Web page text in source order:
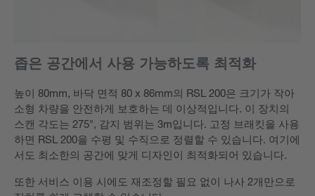
좁은 공간에서 사용 가능하도록 최적화
높이 80mm, 바닥 면적 80 x 86mm의 RSL 200은 크기가 작아
소형 차량을 안전하게 보호하는 데 이상적입니다. 이 장치의
스캔 각도는 275°, 감지 범위는 3m입니다. 고정 브래킷을 사용
하면 RSL 200을 수평 및 수직으로 정렬할 수 있습니다. 여기에
서도 최소한의 공간에 맞게 디자인이 최적화되어 있습니다.
또한 서비스 이용 시에도 재조정할 필요 없이 나사 2개만으로